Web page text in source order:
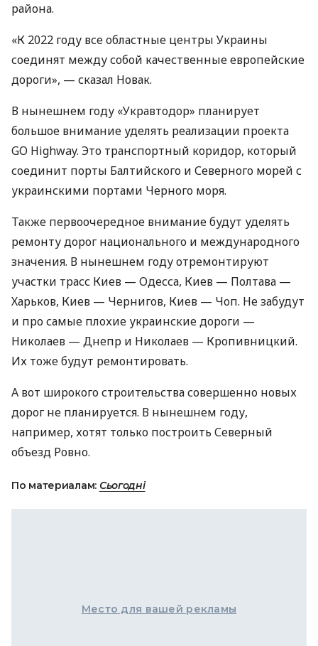
района.
«К 2022 году все областные центры Украины
соединят между собой качественные европейские
дороги», — сказал Новак.
В нынешнем году «Укравтодор» планирует
большое внимание уделять реализации проекта
GO Highway. Это транспортный коридор, который
соединит порты Балтийского и Северного морей с
украинскими портами Черного моря.
Также первоочередное внимание будут уделять
ремонту дорог национального и международного
значения. В нынешнем году отремонтируют
участки трасс Киев — Одесса, Киев — Полтава —
Харьков, Киев — Чернигов, Киев — Чоп. Не забудут
и про самые плохие украинские дороги —
Николаев — Днепр и Николаев — Кропивницкий.
Их тоже будут ремонтировать.
А вот широкого строительства совершенно новых
дорог не планируется. В нынешнем году,
например, хотят только построить Северный
объезд Ровно.
По материалам: Сьогодні
Место для вашей рекламы